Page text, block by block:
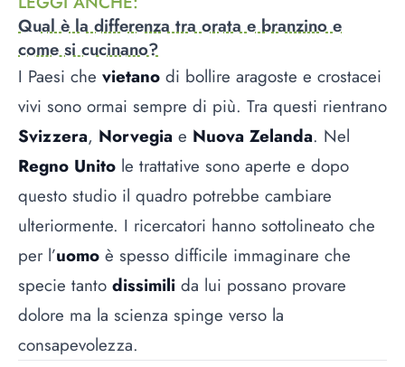
Qual è la differenza tra orata e branzino e
come si cucinano?
I Paesi che vietano di bollire aragoste e crostacei
vivi sono ormai sempre di più. Tra questi rientrano
Svizzera, Norvegia e Nuova Zelanda. Nel
Regno Unito le trattative sono aperte e dopo
questo studio il quadro potrebbe cambiare
ulteriormente. I ricercatori hanno sottolineato che
per l’uomo è spesso difficile immaginare che
specie tanto dissimili da lui possano provare
dolore ma la scienza spinge verso la
consapevolezza.